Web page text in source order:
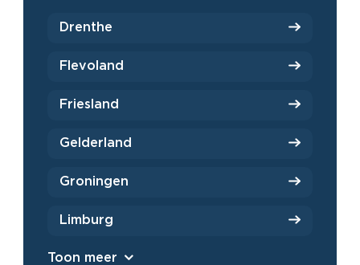
Drenthe
Flevoland
Friesland
Gelderland
Groningen
Limburg
Toon meer